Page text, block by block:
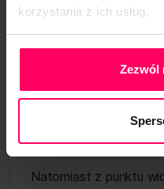
korzystania z ich usług.
Polityka Prywatności
Zezwól
Inwestycja w CRM
efektywności
wykonania lub
System poinformuje
już propozycję oferty
jego strony.
Natomiast z punktu